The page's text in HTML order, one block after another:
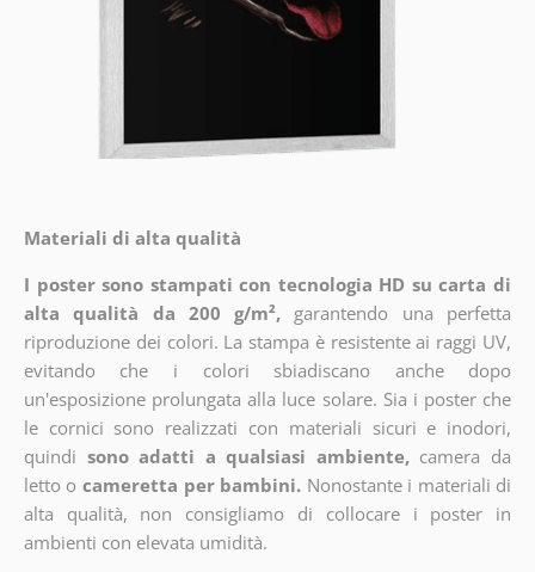
Materiali di alta qualità
I poster sono stampati con tecnologia HD su carta di
alta qualità da 200 g/m², garantendo una perfetta
riproduzione dei colori. La stampa è resistente ai raggi UV,
evitando che i colori sbiadiscano anche dopo
un'esposizione prolungata alla luce solare. Sia i poster che
le cornici sono realizzati con materiali sicuri e inodori,
quindi sono adatti a qualsiasi ambiente, camera da
letto o cameretta per bambini. Nonostante i materiali di
alta qualità, non consigliamo di collocare i poster in
ambienti con elevata umidità.